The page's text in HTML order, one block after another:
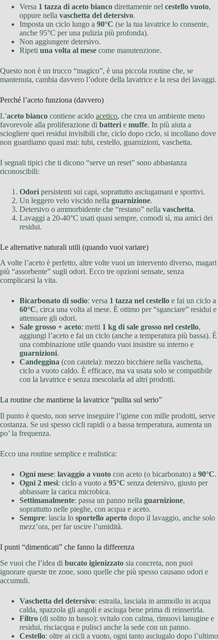
Versa 1 tazza di aceto bianco direttamente nel cestello vuoto,
oppure nella vaschetta del detersivo.
Imposta un ciclo lungo a 90°C (se la tua lavatrice lo consente,
anche 95°C per una pulizia più profonda).
Non aggiungere detersivo.
Ripeti una volta al mese come manutenzione.
Questo non è un trucco “magico”, è una piccola routine che, se
mantenuta, cambia davvero l’odore della lavatrice e la resa dei lavaggi.
Perché l’aceto funziona (davvero)
L’aceto bianco contiene acido acetico, che crea un ambiente meno
favorevole alla proliferazione di batteri e muffe. In più aiuta a
sciogliere quei residui invisibili che, ciclo dopo ciclo, si incollano dove
non guardiamo quasi mai: tubi, cestello, guarnizioni, vaschetta.
I segnali tipici che ti dicono “serve un reset” sono abbastanza
riconoscibili:
Odori persistenti sui capi, soprattutto asciugamani e sportivi.
Un leggero velo viscido nella guarnizione.
Detersivo o ammorbidente che “restano” nella vaschetta.
Lavaggi a 20-40°C usati quasi sempre, comodi sì, ma amici dei
residui.
Le alternative naturali utili (quando vuoi variare)
A volte l’aceto è perfetto, altre volte vuoi un intervento diverso, magari
più “assorbente” sugli odori. Ecco tre opzioni sensate, senza
complicarsi la vita.
Bicarbonato di sodio: versa 1 tazza nel cestello e fai un ciclo a
60°C, circa una volta al mese. È ottimo per “sganciare” residui e
attenuare gli odori.
Sale grosso + aceto: metti 1 kg di sale grosso nel cestello,
aggiungi l’aceto e fai un ciclo (anche a temperatura più bassa). È
una combinazione utile quando vuoi insistire su interno e
guarnizioni.
Candeggina (con cautela): mezzo bicchiere nella vaschetta,
ciclo a vuoto caldo. È efficace, ma va usata solo se compatibile
con la lavatrice e senza mescolarla ad altri prodotti.
La routine che mantiene la lavatrice “pulita sul serio”
Il punto è questo, non serve inseguire l’igiene con mille prodotti, serve
costanza. Se usi spesso cicli rapidi o a bassa temperatura, aumenta un
po’ la frequenza.
Ecco una routine semplice e realistica:
Ogni mese: lavaggio a vuoto con aceto (o bicarbonato) a 90°C.
Ogni 2 mesi: ciclo a vuoto a 95°C senza detersivo, giusto per
abbassare la carica microbica.
Settimanalmente: passa un panno nella guarnizione,
soprattutto nelle pieghe, con acqua e aceto.
Sempre: lascia lo sportello aperto dopo il lavaggio, anche solo
mezz’ora, per far uscire l’umidità.
I punti “dimenticati” che fanno la differenza
Se vuoi che l’idea di bucato igienizzato sia concreta, non puoi
ignorare queste tre zone, sono quelle che più spesso causano odori e
accumuli.
Vaschetta del detersivo: estraila, lasciala in ammollo in acqua
calda, spazzola gli angoli e asciuga bene prima di reinserirla.
Filtro (di solito in basso): svitalo con calma, rimuovi lanugine e
residui, risciacqua e pulisci anche la sede con un panno.
Cestello: oltre ai cicli a vuoto, ogni tanto asciugalo dopo l’ultimo